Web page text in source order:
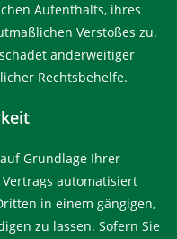
Aufenthalts, ihres
Verstoßes zu.
anderweitiger
Rechtsbehelfe.
Grundlage Ihrer
automatisiert
in einem gängigen,
zu lassen. Sofern Sie